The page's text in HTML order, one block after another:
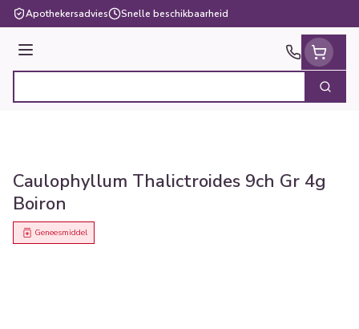
Ga naar de inhoud
Apothekersadvies Snelle beschikbaarheid
Menu
Zoek
Caulophyllum Thalictroides 9ch Gr 4g
Boiron
Geneesmiddel